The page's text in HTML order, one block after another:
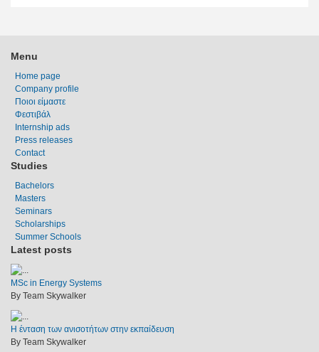
Menu
Home page
Company profile
Ποιοι είμαστε
Φεστιβάλ
Internship ads
Press releases
Contact
Studies
Bachelors
Masters
Seminars
Scholarships
Summer Schools
Latest posts
MSc in Energy Systems
By Team Skywalker
Η ένταση των ανισοτήτων στην εκπαίδευση
By Team Skywalker